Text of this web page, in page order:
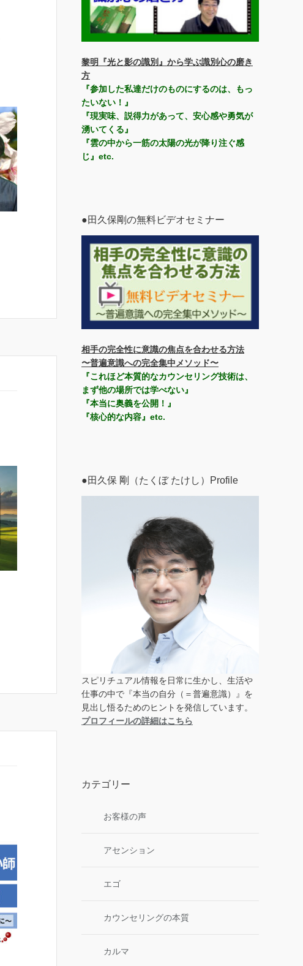
黎明『光と影の識別』から学ぶ識別心の磨き
方
『参加した私達だけのものにするのは、もっ
たいない！』
『現実味、説得力があって、安心感や勇気が
湧いてくる』
『雲の中から一筋の太陽の光が降り注ぐ感
じ』etc.
●田久保剛の無料ビデオセミナー
相手の完全性に意識の焦点を合わせる方法
〜普遍意識への完全集中メソッド〜
『これほど本質的なカウンセリング技術は、
まず他の場所では学べない』
『本当に奥義を公開！』
『核心的な内容』etc.
●田久保 剛（たくぼ たけし）Profile
スピリチュアル情報を日常に生かし、生活や
仕事の中で『本当の自分（＝普遍意識）』を
見出し悟るためのヒントを発信しています。
プロフィールの詳細はこちら
カテゴリー
お客様の声
アセンション
エゴ
カウンセリングの本質
カルマ